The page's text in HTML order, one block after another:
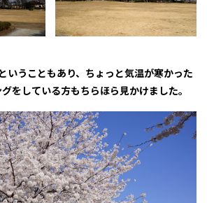
いうこともあり、ちょっと気温が寒かった
をしている方もちらほら見かけました。